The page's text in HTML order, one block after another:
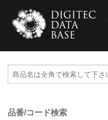
品番/コード検索